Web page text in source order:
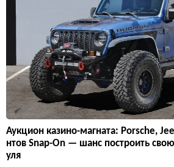
Аукцион казино-магната: Porsche,
нтов Snap-On — шанс построить
уля